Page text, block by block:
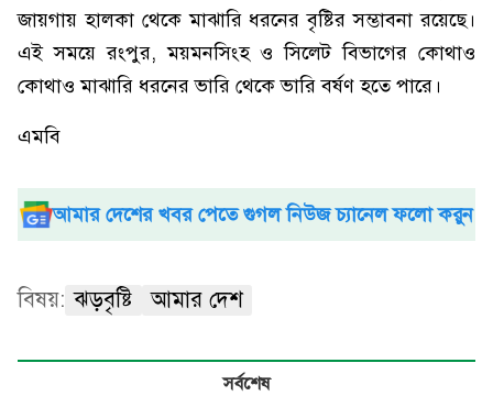
জায়গায় হালকা থেকে মাঝারি ধরনের বৃষ্টির সম্ভাবনা রয়েছে।
এই সময়ে রংপুর, ময়মনসিংহ ও সিলেট বিভাগের কোথাও
কোথাও মাঝারি ধরনের ভারি থেকে ভারি বর্ষণ হতে পারে।
এমবি
আমার দেশের খবর পেতে গুগল নিউজ চ্যানেল ফলো করুন
বিষয়: ঝড়বৃষ্টি আমার দেশ
সর্বশেষ